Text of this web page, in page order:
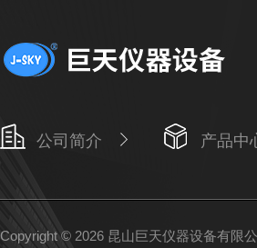
公司简介 产品中
Copyright © 2026 昆山巨天仪器设备有限